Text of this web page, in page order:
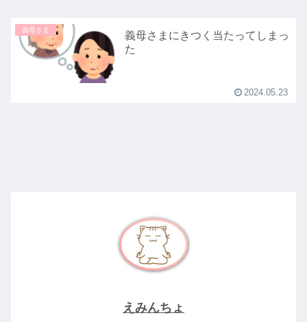
義母さま
義母さまにきつく当たってしまっ
た
2024.05.23
えみんちょ